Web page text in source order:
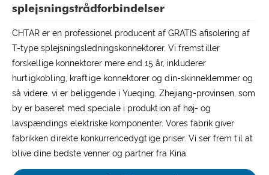
splejsningstrådforbindelser
CHTAR er en professionel producent af GRATIS afisolering af
T-type splejsningsledningskonnektorer. Vi fremstiller
forskellige konnektorer mere end 15 år, inkluderer
hurtigkobling, kraftige konnektorer og din-skinneklemmer og
så videre. vi er beliggende i Yueqing, Zhejiang-provinsen, som
by er baseret med speciale i produktion af høj- og
lavspændings elektriske komponenter. Vores fabrik giver
fabrikken direkte konkurrencedygtige priser. Vi ser frem til at
blive dine bedste venner og partner fra Kina.